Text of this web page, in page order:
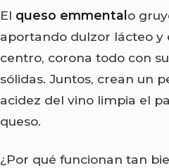
El queso emmental o
aportando dulzor lácteo y
centro, corona todo con
sólidas. Juntos, crean un
acidez del vino limpia el
queso.
¿Por qué funcionan tan